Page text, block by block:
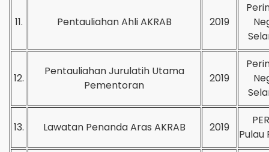
11. Pentauliahan Ahli AKRAB 2019
12.
Pentauliahan Jurulatih Utama
Pementoran
2019
13. Lawatan Penanda Aras AKRAB 2019
Pulau